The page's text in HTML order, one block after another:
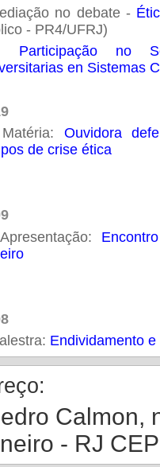
no debate -
- PR4/UFRJ)
Participação no
en Sistemas
Ouvidora
de crise ética
Endividamento
Calmon,
- RJ